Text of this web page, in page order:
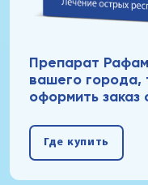
Препарат
вашего
оформить заказ
Где купить